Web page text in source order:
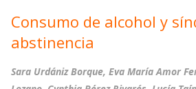
Consumo de alcohol y
abstinencia
Sara Urdániz Borque, Eva María Amor